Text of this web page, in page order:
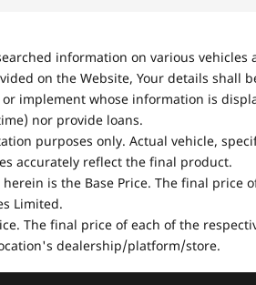
information on various
on the Website, Your details shall
implement whose information is
nor provide loans.
purposes only. Actual vehicle,
accurately reflect the final product.
is the Base Price. The final
Limited.
The final price of each of the
dealership/platform/store.